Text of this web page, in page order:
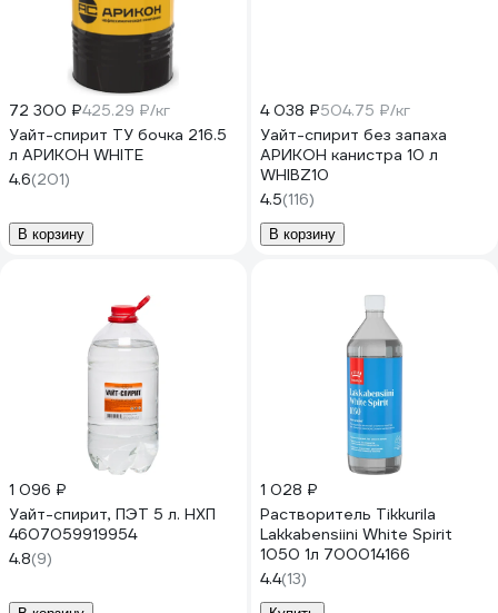
72 300 ₽425.29 ₽/кг
Уайт-спирит ТУ бочка 216.5
л АРИКОН WHITE
4.6(201)
В корзину
4 038 ₽504.75 ₽/кг
Уайт-спирит без запаха
АРИКОН канистра 10 л
WHIBZ10
4.5(116)
В корзину
1 096 ₽
Уайт-спирит, ПЭТ 5 л. НХП
4607059919954
4.8(9)
1 028 ₽
Растворитель Tikkurila
Lakkabensiini White Spirit
1050 1л 700014166
4.4(13)